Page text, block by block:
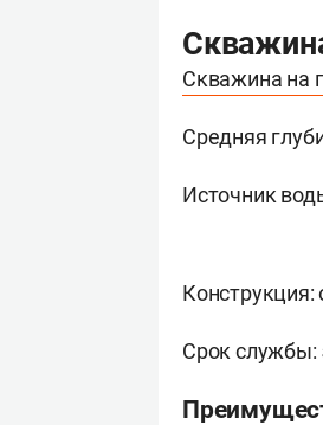
Скважина на
Средняя
Источник
Конструкция:
Срок службы: